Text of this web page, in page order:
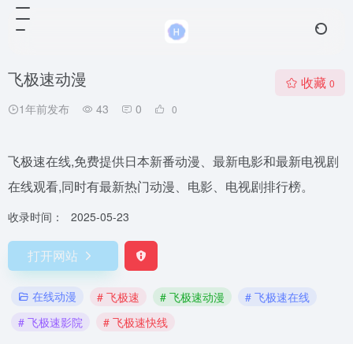
飞极速动漫
1年前发布 43 0 0
收藏 0
飞极速在线,免费提供日本新番动漫、最新电影和最新电视剧
在线观看,同时有最新热门动漫、电影、电视剧排行榜。
收录时间： 2025-05-23
打开网站
在线动漫 # 飞极速 # 飞极速动漫
# 飞极速在线
# 飞极速影院
# 飞极速快线